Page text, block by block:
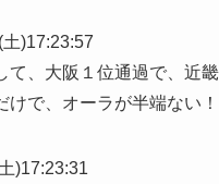
)17:23:57
て、大阪１位通過で、近
けで、オーラが半端ない！
)17:23:31